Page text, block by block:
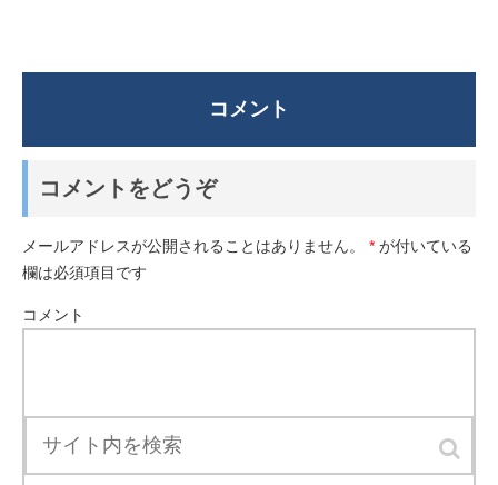
コメント
コメントをどうぞ
メールアドレスが公開されることはありません。 * が付いている
欄は必須項目です
コメント